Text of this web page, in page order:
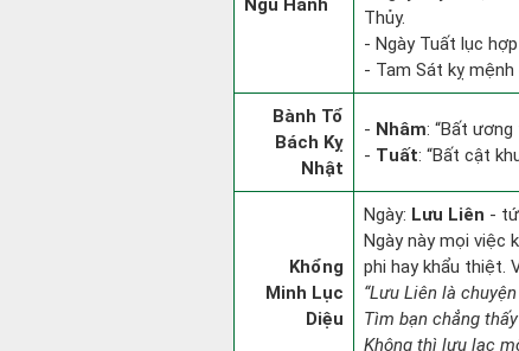
Ngũ Hành
Thủy.
- Ngày Tuất lục
- Tam Sát kỵ mệnh
Bành Tổ
Bách Kỵ
Nhật
- Nhâm: “Bất
- Tuất: “Bất cật
Khổng
Minh Lục
Diệu
Ngày: Lưu Liên -
Ngày này mọi việc
phi hay khẩu thiệt.
“Lưu Liên là
Tìm bạn chẳng
Không thì lưu lạc